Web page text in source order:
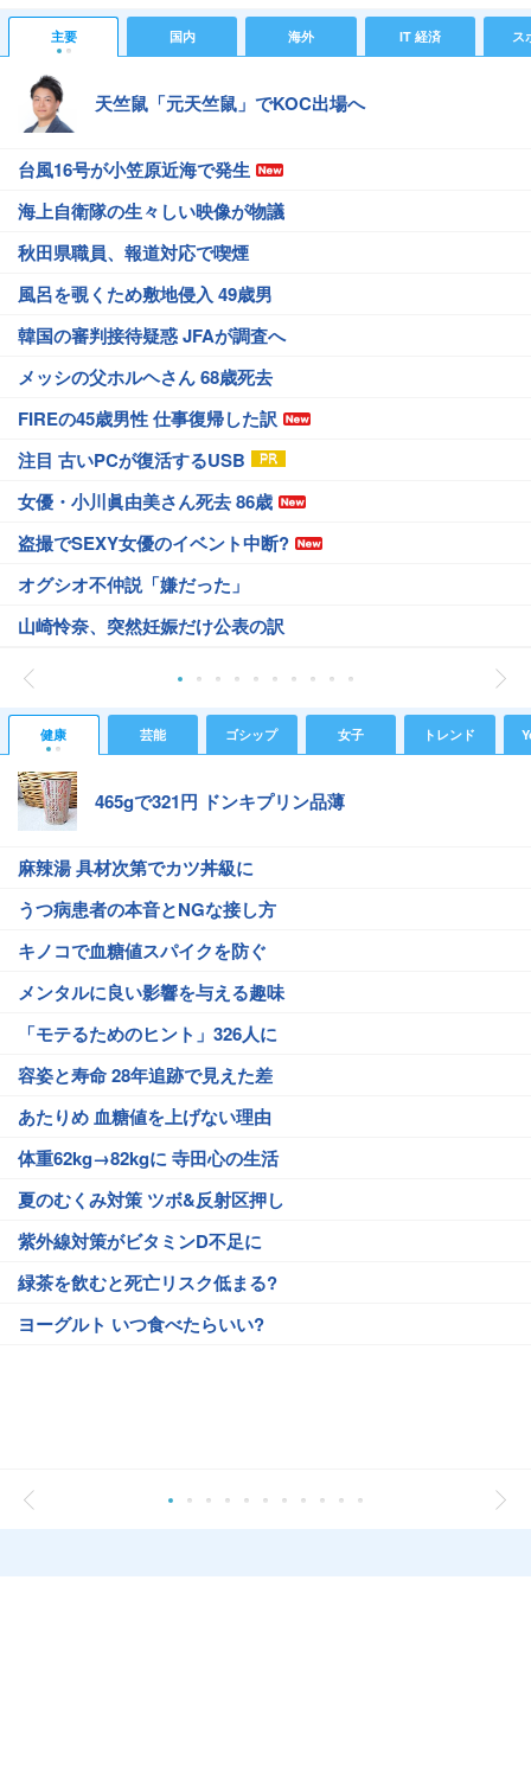
主要 国内 海外 IT 経済 ス
天竺鼠「元天竺鼠」でKOC出場へ
台風16号が小笠原近海で発生
海上自衛隊の生々しい映像が物議
秋田県職員、報道対応で喫煙
風呂を覗くため敷地侵入 49歳男
韓国の審判接待疑惑 JFAが調査へ
メッシの父ホルヘさん 68歳死去
FIREの45歳男性 仕事復帰した訳
注目 古いPCが復活するUSB
女優・小川眞由美さん死去 86歳
盗撮でSEXY女優のイベント中断?
オグシオ不仲説「嫌だった」
山崎怜奈、突然妊娠だけ公表の訳
健康 芸能 ゴシップ 女子 トレンド
465gで321円 ドンキプリン品薄
麻辣湯 具材次第でカツ丼級に
うつ病患者の本音とNGな接し方
キノコで血糖値スパイクを防ぐ
メンタルに良い影響を与える趣味
「モテるためのヒント」326人に
容姿と寿命 28年追跡で見えた差
あたりめ 血糖値を上げない理由
体重62kg→82kgに 寺田心の生活
夏のむくみ対策 ツボ&反射区押し
紫外線対策がビタミンD不足に
緑茶を飲むと死亡リスク低まる?
ヨーグルト いつ食べたらいい?